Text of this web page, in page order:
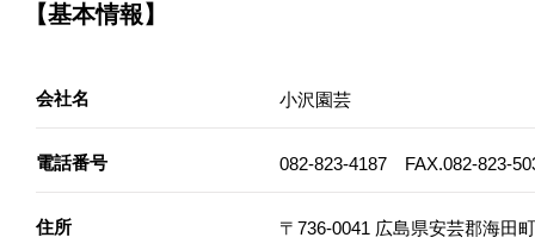
【基本情報】
会社名 小沢園芸
電話番号 082-823-4187 FAX.082-823-
住所 〒736-0041 広島県安芸郡海田